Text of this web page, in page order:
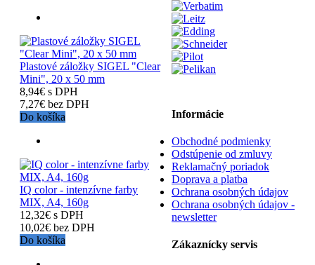
Plastové záložky SIGEL "Clear
Mini", 20 x 50 mm
8,94€ s DPH
7,27€ bez DPH
Do košíka
IQ color - intenzívne farby
MIX, A4, 160g
12,32€ s DPH
10,02€ bez DPH
Do košíka
Informácie
Obchodné podmienky
Odstúpenie od zmluvy
Reklamačný poriadok
Doprava a platba
Ochrana osobných údajov
Ochrana osobných údajov -
newsletter
Zákaznícky servis